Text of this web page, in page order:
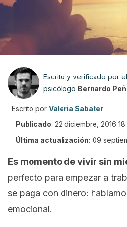
Escrito y verificado por el
psicólogo Bernardo
Escrito por Valeria Sabater
Publicado: 22 diciembre, 2016
Última actualización: 09
Es momento de vivir sin
perfecto para empezar a
se paga con dinero:
emocional.